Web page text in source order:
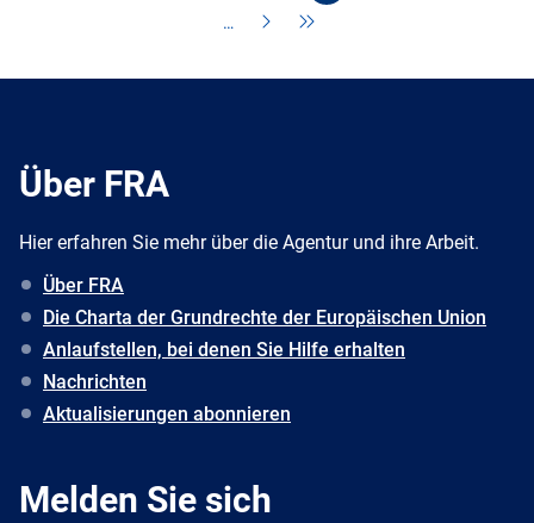
…
Über FRA
Hier erfahren Sie mehr über die Agentur und ihre Arbeit.
Über FRA
Die Charta der Grundrechte der Europäischen Union
Anlaufstellen, bei denen Sie Hilfe erhalten
Nachrichten
Aktualisierungen abonnieren
Melden Sie sich